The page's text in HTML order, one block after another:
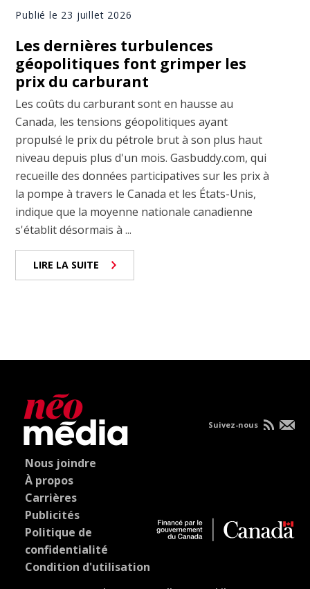
Publié le 23 juillet 2026
Les dernières turbulences
géopolitiques font grimper les
prix du carburant
Les coûts du carburant sont en hausse au
Canada, les tensions géopolitiques ayant
propulsé le prix du pétrole brut à son plus haut
niveau depuis plus d'un mois. Gasbuddy.com, qui
recueille des données participatives sur les prix à
la pompe à travers le Canada et les États-Unis,
indique que la moyenne nationale canadienne
s'établit désormais à ...
LIRE LA SUITE
Nous joindre
À propos
Carrières
Publicités
Politique de
confidentialité
Condition d'utilisation
Suivez-nous